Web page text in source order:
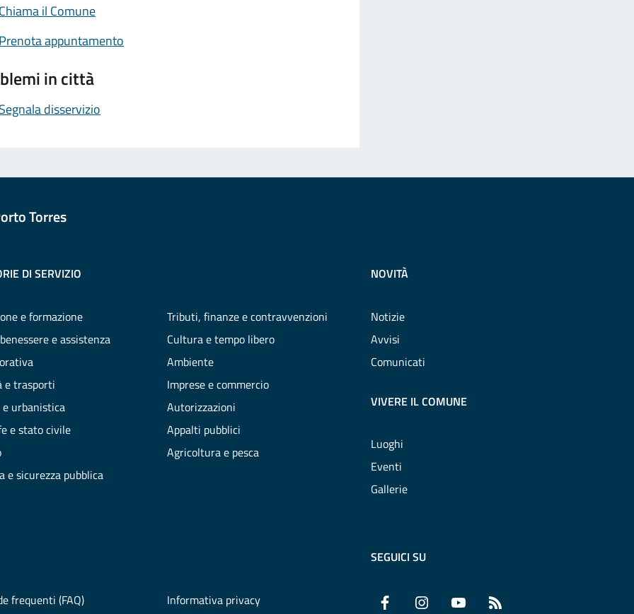
Chiama il Comune
Prenota appuntamento
in città
Segnala disservizio
Torres
DI SERVIZIO
e formazione
e assistenza
e trasporti
e urbanistica
e stato civile
e sicurezza pubblica
Tributi, finanze e contravvenzioni
Cultura e tempo libero
Ambiente
Imprese e commercio
Autorizzazioni
Appalti pubblici
Agricoltura e pesca
NOVITÀ
Notizie
Avvisi
Comunicati
VIVERE IL COMUNE
Luoghi
Eventi
Gallerie
frequenti (FAQ)
Informativa privacy
SEGUICI SU
Facebook InstagramYouTube